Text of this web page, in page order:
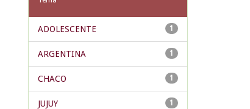
1
ADOLESCENTE
1
ARGENTINA
1
CHACO
1
JUJUY